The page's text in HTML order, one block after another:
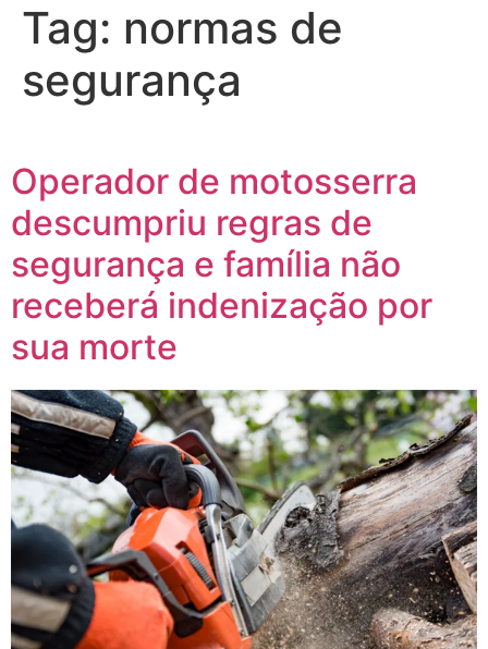
Tag: normas de
segurança
Operador de motosserra
descumpriu regras de
segurança e família não
receberá indenização por
sua morte